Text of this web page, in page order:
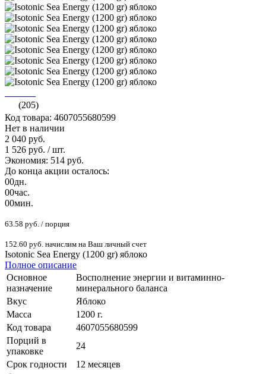
(205)
Код товара: 4607055680599
Нет в наличии
2 040 руб.
1 526 руб. / шт.
Экономия: 514 руб.
До конца акции осталось:
00дн.
00час.
00мин.
63.58 руб. / порция
152.60 руб. начислим на Ваш личный счет
Isotonic Sea Energy (1200 gr) яблоко
Полное описание
Основное
назначение
Восполнение энергии и витаминно-
минерального баланса
Вкус
Яблоко
Масса
1200 г.
Код товара
4607055680599
Порций в
упаковке
24
Срок годности
12 месяцев